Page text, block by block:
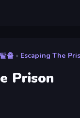
탈출 » Escaping The
Prison